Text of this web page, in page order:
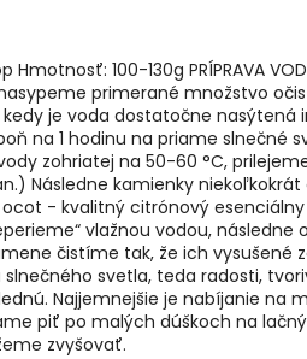
100-130g PRÍPRAVA
primerané množstvo
je voda dostatočne
na 1 hodinu na priame slnečné
zohriatej na 50-60 °C,
Následne kamienky
- kvalitný citrónový esenciálny
vlažnou vodou,
čistíme tak, že ich vysušené
svetla, teda radosti,
Najjemnejšie je nabíjanie na
piť po malých dúškoch na
zvyšovať.